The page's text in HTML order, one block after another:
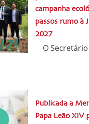
campanha
passos rumo à
2027
O
Publicada a
Papa Leão XIV